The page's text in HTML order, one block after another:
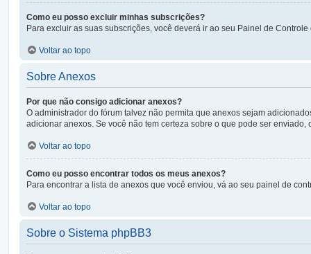
Como eu posso excluir minhas subscrições?
Para excluir as suas subscrições, você deverá ir ao seu Painel de
Voltar ao topo
Sobre Anexos
Por que não consigo adicionar anexos?
O administrador do fórum talvez não permita que anexos sejam
adicionar anexos. Se você não tem certeza sobre o que pode ser
Voltar ao topo
Como eu posso encontrar todos os meus anexos?
Para encontrar a lista de anexos que você enviou, vá ao seu painel de
Voltar ao topo
Sobre o Sistema phpBB3